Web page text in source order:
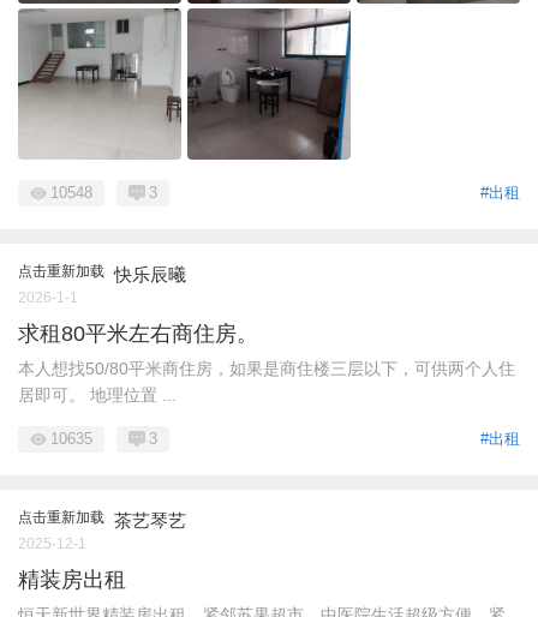
#出租
10548 3
点击重新加载 快乐辰曦
2026-1-1
求租80平米左右商住房。
本人想找50/80平米商住房，如果是商住楼三层以下，可供两个人住
居即可。 地理位置 ...
#出租
10635 3
点击重新加载 茶艺琴艺
2025-12-1
精装房出租